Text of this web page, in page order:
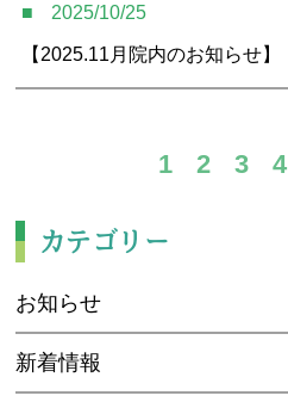
2025/10/25
【2025.11月院内のお知らせ】
1 2 3 4
カテゴリー
お知らせ
新着情報